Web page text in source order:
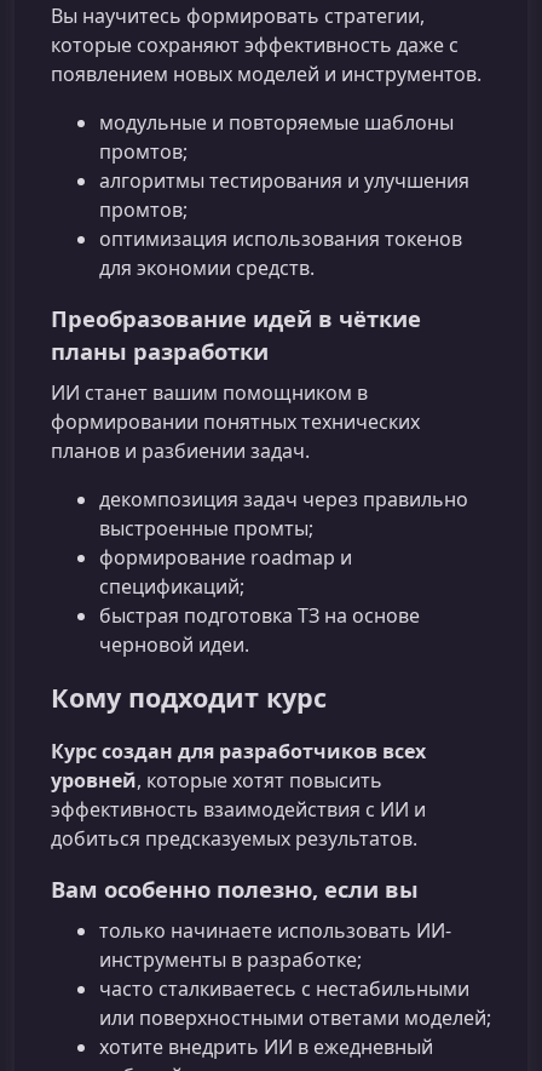
Вы научитесь формировать стратегии,
которые сохраняют эффективность даже с
появлением новых моделей и инструментов.
модульные и повторяемые шаблоны
промтов;
алгоритмы тестирования и улучшения
промтов;
оптимизация использования токенов
для экономии средств.
Преобразование идей в чёткие
планы разработки
ИИ станет вашим помощником в
формировании понятных технических
планов и разбиении задач.
декомпозиция задач через правильно
выстроенные промты;
формирование roadmap и
спецификаций;
быстрая подготовка ТЗ на основе
черновой идеи.
Кому подходит курс
Курс создан для разработчиков всех
уровней, которые хотят повысить
эффективность взаимодействия с ИИ и
добиться предсказуемых результатов.
Вам особенно полезно, если вы
только начинаете использовать ИИ-
инструменты в разработке;
часто сталкиваетесь с нестабильными
или поверхностными ответами моделей;
хотите внедрить ИИ в ежедневный